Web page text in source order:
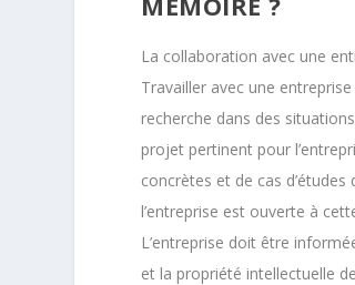
La collaboration avec une
Travailler avec une
recherche dans des
projet pertinent pour
concrètes et de cas
l’entreprise est ouverte à
L’entreprise doit être
et la propriété intellectuelle